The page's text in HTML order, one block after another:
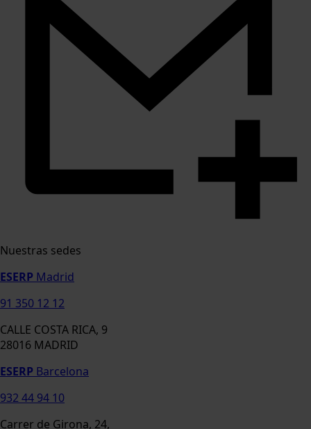
Nuestras sedes
ESERP Madrid
91 350 12 12
CALLE COSTA RICA, 9
28016 MADRID
ESERP Barcelona
932 44 94 10
Carrer de Girona, 24,